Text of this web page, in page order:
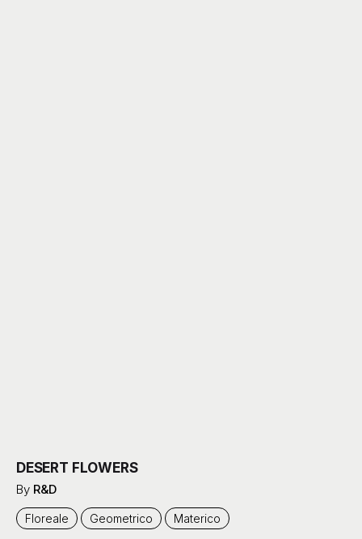
DESERT FLOWERS
By R&D
Floreale Geometrico Materico